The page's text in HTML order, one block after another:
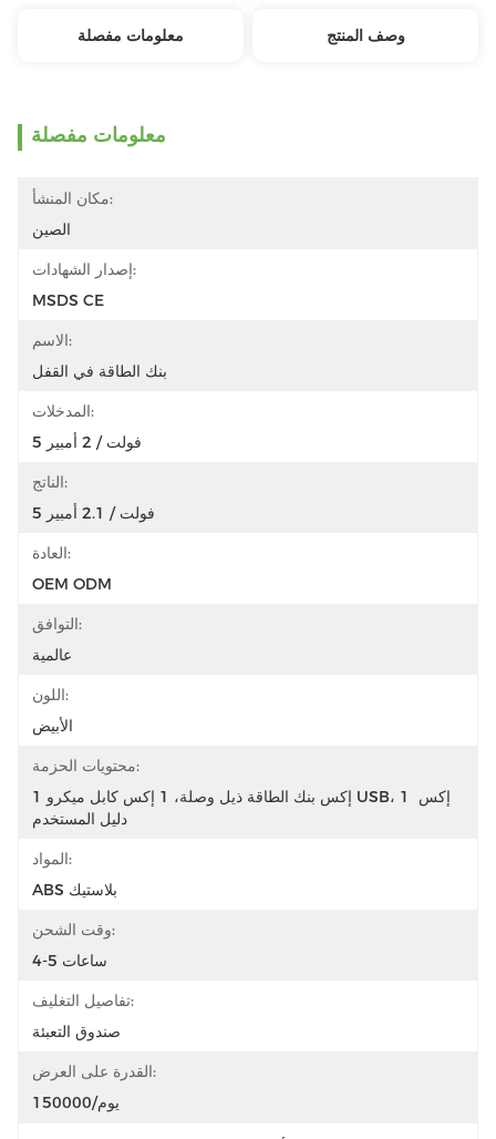
معلومات مفصلة وصف المنتج
معلومات مفصلة
مكان المنشأ:
الصين
إصدار الشهادات:
MSDS CE
الاسم:
بنك الطاقة في القفل
المدخلات:
5 فولت / 2 أمبير
الناتج:
5 فولت / 2.1 أمبير
العادة:
OEM ODM
التوافق:
عالمية
اللون:
الأبيض
محتويات الحزمة:
1 إكس بنك الطاقة ذيل وصلة، 1 إكس كابل ميكرو USB، 1 إكس
دليل المستخدم
المواد:
ABS بلاستيك
وقت الشحن:
4-5 ساعات
تفاصيل التغليف:
صندوق التعبئة
القدرة على العرض:
150000/يوم